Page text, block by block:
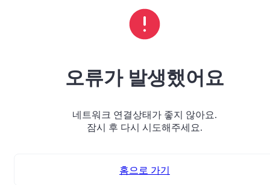
오류가 발생했어요
네트워크 연결상태가 좋지 않아요.
잠시 후 다시 시도해주세요.
홈으로 가기